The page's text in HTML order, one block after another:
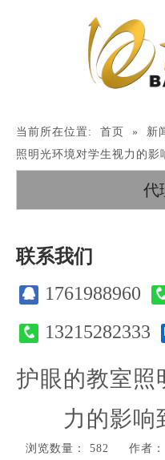
当前所在位置: 首页 » 新
照明光环境对学生视力的影
代
联系我们
1761988960
13215282333
护眼的教室照
力的影响
浏览数量： 582 作者：